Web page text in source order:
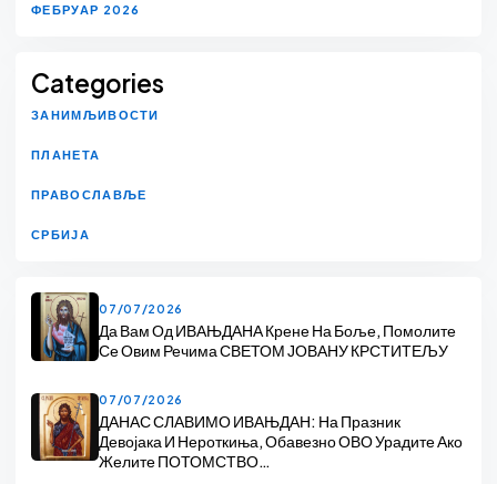
ФЕБРУАР 2026
Categories
ЗАНИМЉИВОСТИ
ПЛАНЕТА
ПРАВОСЛАВЉЕ
СРБИЈА
07/07/2026
Да Вам Од ИВАЊДАНА Крене На Боље, Помолите
Се Овим Речима СВЕТОМ ЈОВАНУ КРСТИТЕЉУ
07/07/2026
ДАНАС СЛАВИМО ИВАЊДАН: На Празник
Девојака И Нероткиња, Обавезно ОВО Урадите Ако
Желите ПОТОМСТВО…